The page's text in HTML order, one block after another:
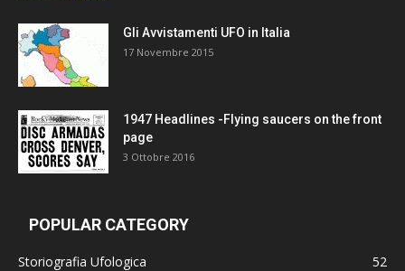
Gli Avvistamenti UFO in Italia
17 Novembre 2015
1947 Headlines -Flying saucers on the front
page
3 Ottobre 2016
POPULAR CATEGORY
Storiografia Ufologica
52